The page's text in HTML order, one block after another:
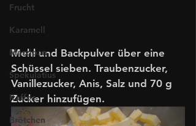
Frucht
Karamell
Marzipan
Spekulatius
Kaffee
Brötchen
Mehl und Backpulver über eine
Schüssel sieben. Traubenzucker,
Vanillezucker, Anis, Salz und 70 g
Zucker hinzufügen.